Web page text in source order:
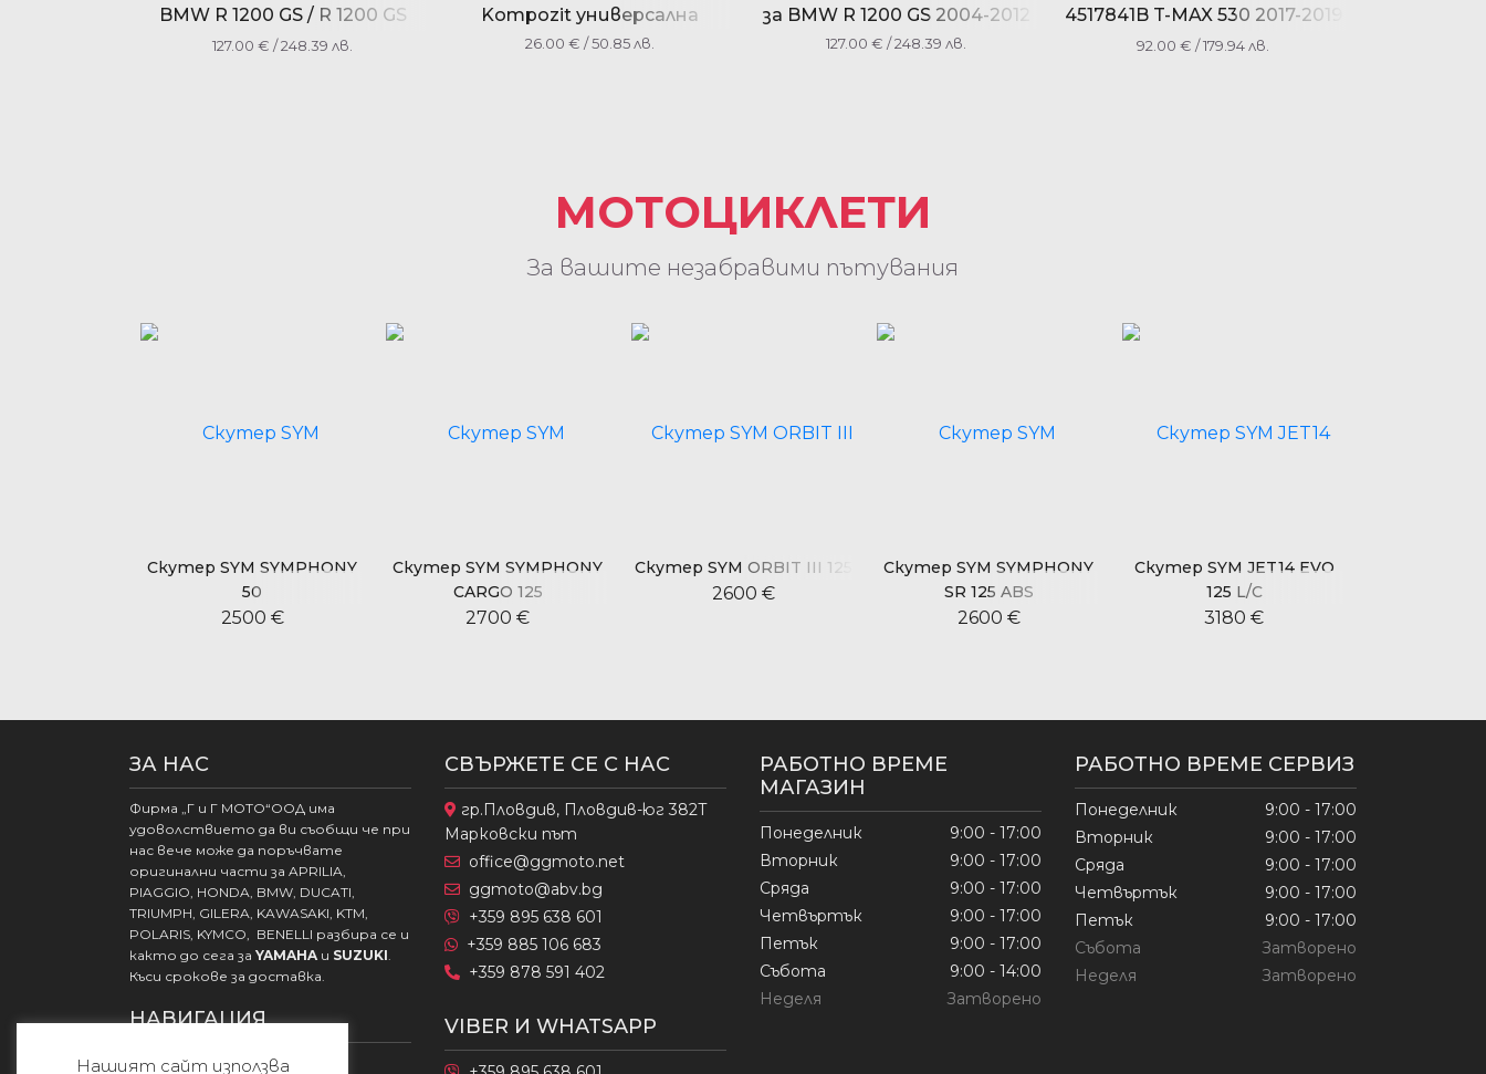
BMW R 1200 GS / R 1200 GS
ADV 2004-2012
127.00€ / 248.39 лв.
Kompozit универсална
26.00 € / 50.85 лв.
за BMW R 1200 GS 2004-2012
127.00€ / 248.39 лв.
4517841B T-MAX 530 2017-2019
T-MAX 560 2020-2021
92.00€ / 179.94 лв.
МОТОЦИКЛЕТИ
За вашите незабравими пътувания
Скутер SYM SYMPHONY
50
2500 €
Скутер SYM SYMPHONY
CARGO 125
2700 €
Скутер SYM ORBIT III 125
2600 €
Скутер SYM SYMPHONY
SR 125 ABS
2600 €
Скутер SYM JET14 EVO
125 L/C
3180 €
ЗА НАС
Фирма „Г и Г МОТО“ООД има
удоволствието да ви съобщи че при
нас вече може да поръчвате
оригинални части за APRILIA,
PIAGGIO, HONDA, BMW, DUCATI,
TRIUMPH, GILERA, KAWASAKI, KTM,
POLARIS, KYMCO, BENELLI разбира се и
както до сега за YAMAHA и SUZUKI.
Къси срокове за доставка.
НАВИГАЦИЯ
Начало
СВЪРЖЕТЕ СЕ С НАС
гр.Пловдив, Пловдив-юг 382Т
Марковски път
office@ggmoto.net
ggmoto@abv.bg
+359 895 638 601
+359 885 106 683
+359 878 591 402
VIBER И WHATSAPP
РАБОТНО ВРЕМЕ
МАГАЗИН
Понеделник
9:00 - 17:00
Вторник
9:00 - 17:00
Сряда
9:00 - 17:00
Четвъртък
9:00 - 17:00
Петък
9:00 - 17:00
Събота
9:00 - 14:00
Неделя
Затворено
РАБОТНО ВРЕМЕ СЕРВИЗ
Понеделник
9:00 - 17:00
Вторник
9:00 - 17:00
Сряда
9:00 - 17:00
Четвъртък
9:00 - 17:00
Петък
9:00 - 17:00
Събота
Затворено
Неделя
Затворено
Нашият сайт използва